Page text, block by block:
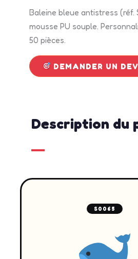
Baleine bleue antistress (réf.
mousse PU souple.
50 pièces.
DEMANDER UN
Description du
S0065